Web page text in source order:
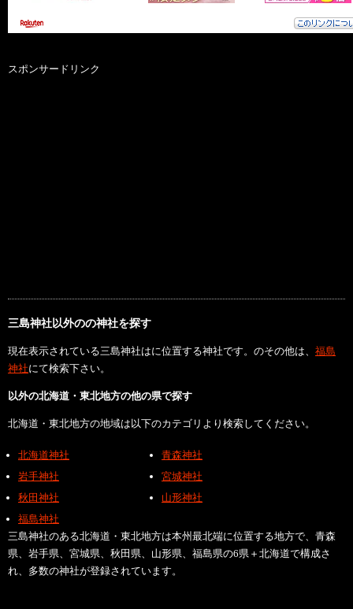
スポンサードリンク
三島神社以外のの神社を探す
現在表示されている三島神社はに位置する神社です。のその他は、 福島
神社にて検索下さい。
以外の北海道・東北地方の他の県で探す
北海道・東北地方の地域は以下のカテゴリより検索してください。
北海道神社
青森神社
岩手神社
宮城神社
秋田神社
山形神社
福島神社
三島神社のある北海道・東北地方は本州最北端に位置する地方で、青森
県、岩手県、宮城県、秋田県、山形県、福島県の6県＋北海道で構成さ
れ、多数の神社が登録されています。